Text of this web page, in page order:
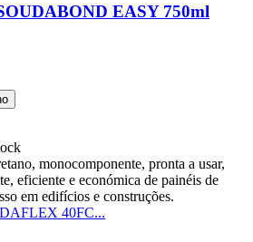
EASY 750ml
monocomponente, pronta a usar,
eficiente e económica de painéis de
em edifícios e construções.